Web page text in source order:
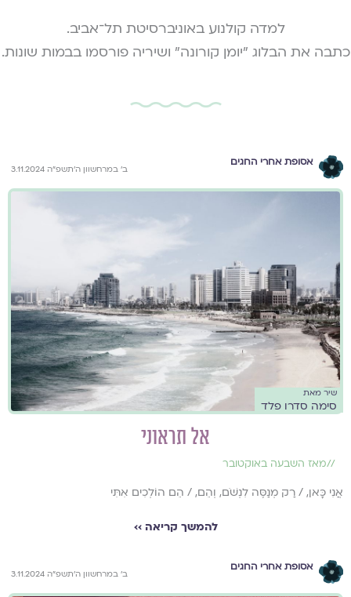
למדה קולנוע באוניברסיטת תל־אביב.
כתבה את הבלוג ״יומן קורונה״ ושיריה פורסמו בבמות שונות.
אסופת אחרי החגים
ב׳ במרחשוון ה׳תשפ״ה 3.11.2024
שיר מאת
סימה סדרו פלד
אל תראוני
//מאז השבעה באוקטובר
אֲנִי כָּאן, / רַק מְנַסֶּה לִנְשֹׁם, וְהֵם, / הֵם הוֹלְכִים אִתִּי
להמשך קריאה ››
אסופת אחרי החגים
ב׳ במרחשוון ה׳תשפ״ה 3.11.2024